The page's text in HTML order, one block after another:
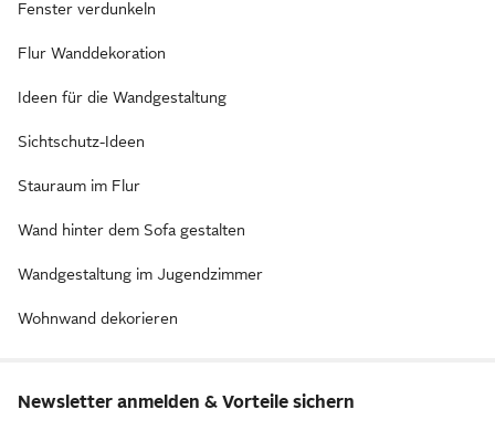
Fenster verdunkeln
Flur Wanddekoration
Ideen für die Wandgestaltung
Sichtschutz-Ideen
Stauraum im Flur
Wand hinter dem Sofa gestalten
Wandgestaltung im Jugendzimmer
Wohnwand dekorieren
Newsletter anmelden & Vorteile sichern